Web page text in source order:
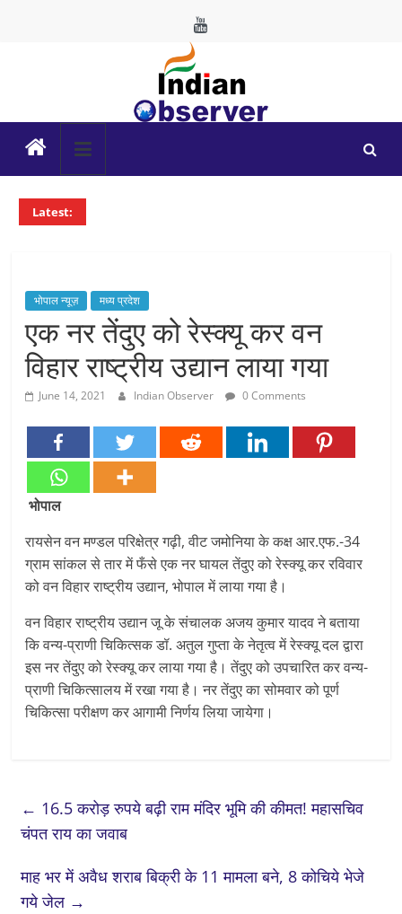
Indian
Observer
News
Latest:
भोपाल न्यूज़ मध्य प्रदेश
एक नर तेंदुए को रेस्क्यू कर वन
विहार राष्ट्रीय उद्यान लाया गया
June 14, 2021 Indian Observer 0 Comments
भोपाल
रायसेन वन मण्डल परिक्षेत्र गढ़ी, वीट जमोनिया के कक्ष आर.एफ.-34
ग्राम सांकल से तार में फँसे एक नर घायल तेंदुए को रेस्क्यू कर रविवार
को वन विहार राष्ट्रीय उद्यान, भोपाल में लाया गया है।
वन विहार राष्ट्रीय उद्यान जू के संचालक अजय कुमार यादव ने बताया
कि वन्य-प्राणी चिकित्सक डॉ. अतुल गुप्ता के नेतृत्व में रेस्क्यू दल द्वारा
इस नर तेंदुए को रेस्क्यू कर लाया गया है। तेंदुए को उपचारित कर वन्य-
प्राणी चिकित्सालय में रखा गया है। नर तेंदुए का सोमवार को पूर्ण
चिकित्सा परीक्षण कर आगामी निर्णय लिया जायेगा।
← 16.5 करोड़ रुपये बढ़ी राम मंदिर भूमि की कीमत! महासचिव
चंपत राय का जवाब
माह भर में अवैध शराब बिक्री के 11 मामला बने, 8 कोचिये भेजे
गये जेल →